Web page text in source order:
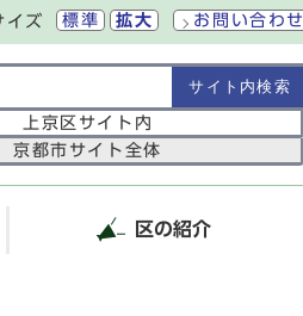
イズ 標準 拡大 お問い合わせ
上京区サイト内
京都市サイト全体
区の紹介